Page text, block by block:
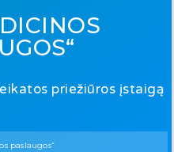
priežiūros įstaigą
paslaugos“